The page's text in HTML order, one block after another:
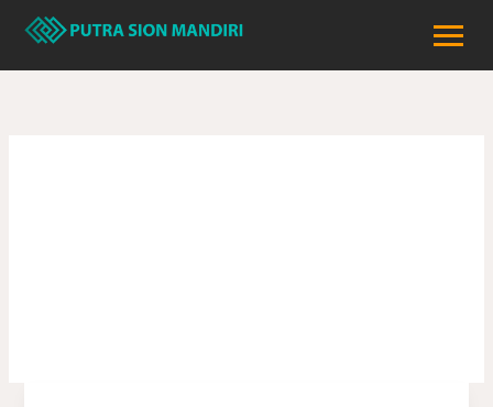
Lewati
konten